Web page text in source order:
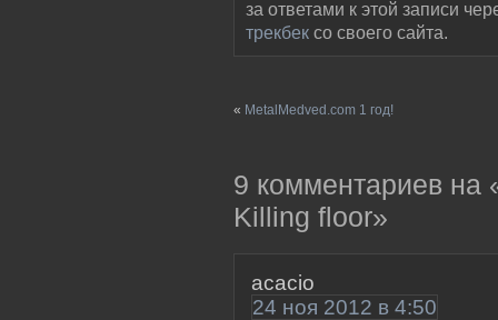
за ответами к этой записи
трекбек со своего сайта.
« MetalMedved.com 1 год!
9 комментариев на
Killing floor»
acacio
24 ноя 2012 в 4:50